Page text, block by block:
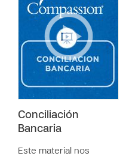
Conciliación
Bancaria
Este material nos